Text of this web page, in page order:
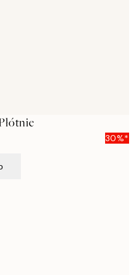
30%*